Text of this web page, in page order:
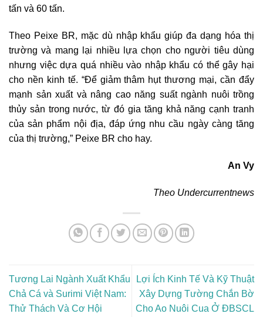
tấn và 60 tấn.
Theo Peixe BR, mặc dù nhập khẩu giúp đa dạng hóa thị
trường và mang lại nhiều lựa chọn cho người tiêu dùng
nhưng việc dựa quá nhiều vào nhập khẩu có thể gây hại
cho nền kinh tế. “Để giảm thâm hụt thương mại, cần đẩy
mạnh sản xuất và nâng cao năng suất ngành nuôi trồng
thủy sản trong nước, từ đó gia tăng khả năng cạnh tranh
của sản phẩm nội địa, đáp ứng nhu cầu ngày càng tăng
của thị trường,” Peixe BR cho hay.
An Vy
Theo Undercurrentnews
Tương Lai Ngành Xuất Khẩu
Chả Cá và Surimi Việt Nam:
Thử Thách Và Cơ Hội
Lợi Ích Kinh Tế Và Kỹ Thuật
Xây Dựng Tường Chắn Bờ
Cho Ao Nuôi Cua Ở ĐBSCL